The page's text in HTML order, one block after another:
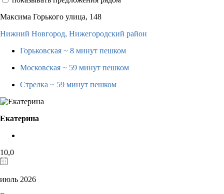
Максима Горького улица, 148
Нижний Новгород, Нижегородский район
Горьковская ~ 8 минут пешком
Московская ~ 59 минут пешком
Стрелка ~ 59 минут пешком
Екатерина
10,0
июль 2026